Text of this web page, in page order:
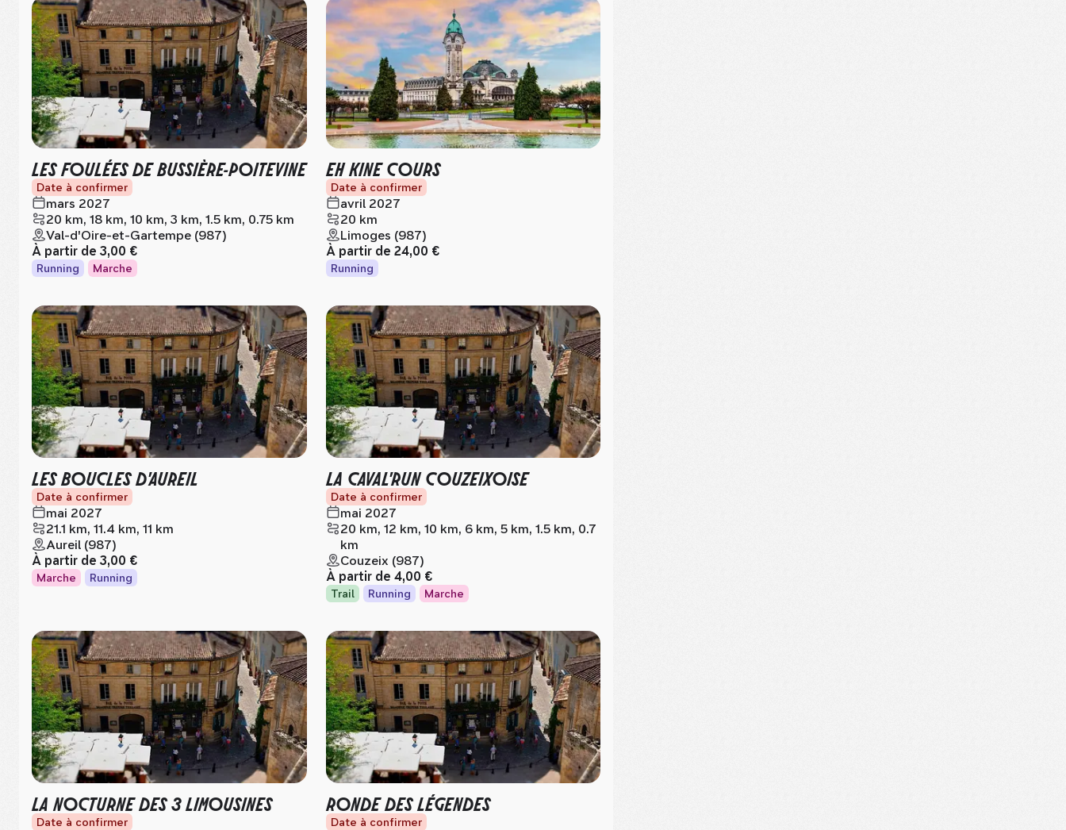
LES FOULÉES DE BUSSIÈRE-POITEVINE
Date à confirmer
mars 2027
20 km, 18 km, 10 km, 3 km, 1.5 km, 0.75 km
Val-d'Oire-et-Gartempe (987)
À partir de 3,00 €
Running Marche
EH KINE COURS
Date à confirmer
avril 2027
20 km
Limoges (987)
À partir de 24,00 €
Running
LES BOUCLES D'AUREIL
Date à confirmer
mai 2027
21.1 km, 11.4 km, 11 km
Aureil (987)
À partir de 3,00 €
Marche Running
LA CAVAL'RUN COUZEIXOISE
Date à confirmer
mai 2027
20 km, 12 km, 10 km, 6 km, 5 km, 1.5 km, 0.7
km
Couzeix (987)
À partir de 4,00 €
Trail Running Marche
LA NOCTURNE DES 3 LIMOUSINES
Date à confirmer
RONDE DES LÉGENDES
Date à confirmer